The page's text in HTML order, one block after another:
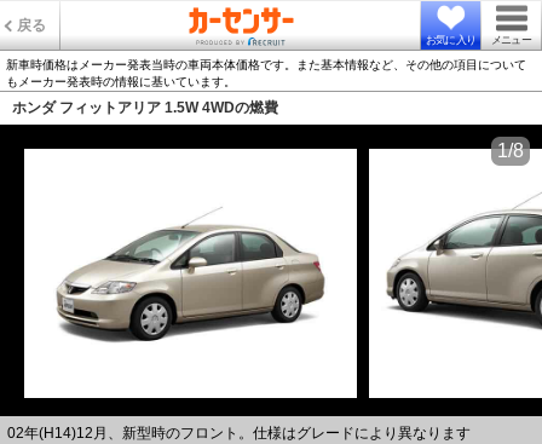
戻る
お気に入り メニュー
新車時価格はメーカー発表当時の車両本体価格です。また基本情報など、その他の項目について
もメーカー発表時の情報に基いています。
ホンダ フィットアリア 1.5W 4WDの燃費
02年(H14)12月、新型時のフロント。仕様はグレードにより異なります
1/8